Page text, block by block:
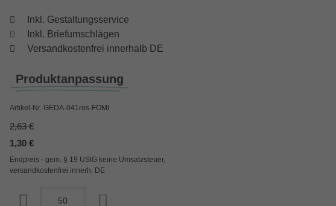
Inkl. Gestaltungsservice
Inkl. Briefumschlägen
Versandkostenfrei innerhalb DE
Produktanpassung
Artikel-Nr. GEDA-041ros-FOMI
2,63 €
1,30 €
Endpreis - gem. § 19 UStG keine Umsatzsteuer,
versandkostenfrei innerh. DE